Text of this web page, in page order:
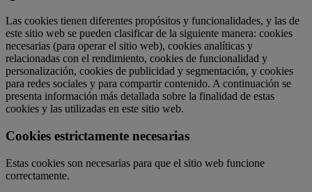
Las cookies tienen diferentes propósitos y funcionalidades, y las de
este sitio web se pueden clasificar de la siguiente manera: cookies
necesarias (para operar el sitio web), cookies analíticas y
relacionadas con el rendimiento, cookies de funcionalidad y
personalización, cookies de publicidad y segmentación, y cookies
para redes sociales y para compartir contenido. A continuación se
presenta información más detallada sobre la finalidad de estas
cookies y las utilizadas en este sitio web.
Cookies estrictamente necesarias
Estas cookies son necesarias para que el sitio web funcione
correctamente.